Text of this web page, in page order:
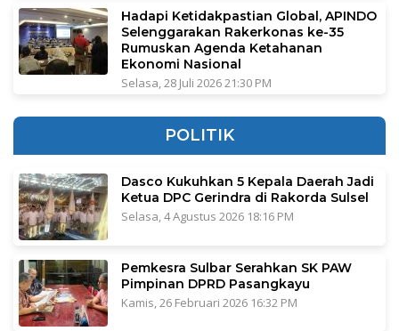
Hadapi Ketidakpastian Global, APINDO
Selenggarakan Rakerkonas ke-35
Rumuskan Agenda Ketahanan
Ekonomi Nasional
Selasa, 28 Juli 2026 21:30 PM
POLITIK
Dasco Kukuhkan 5 Kepala Daerah Jadi
Ketua DPC Gerindra di Rakorda Sulsel
Selasa, 4 Agustus 2026 18:16 PM
Pemkesra Sulbar Serahkan SK PAW
Pimpinan DPRD Pasangkayu
Kamis, 26 Februari 2026 16:32 PM